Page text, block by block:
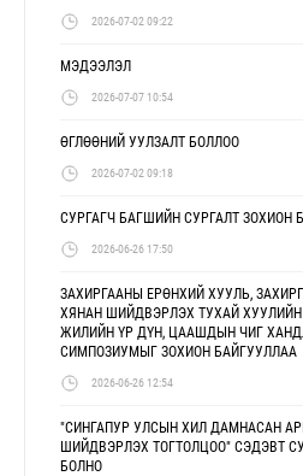
2026-07-02 09:22
МЭДЭЭЛЭЛ
2026-07-07 10:54
ӨГЛӨӨНИЙ УУЛЗАЛТ БОЛЛОО
2026-07-02 09:18
СУРГАГЧ БАГШИЙН СУРГАЛТ ЗОХИОН
2026-06-26 17:50
ЗАХИРГААНЫ ЕРӨНХИЙ ХУУЛЬ,
ХЯНАН ШИЙДВЭРЛЭХ ТУХАЙ
ЖИЛИЙН ҮР ДҮН, ЦААШДЫН ЧИГ
СИМПОЗИУМЫГ ЗОХИОН БАЙГУУЛЛАА
2026-06-26 12:54
"СИНГАПУР УЛСЫН ХИЛ ДАМНАСАН
ШИЙДВЭРЛЭХ ТОГТОЛЦОО" СЭДЭВТ
БОЛНО